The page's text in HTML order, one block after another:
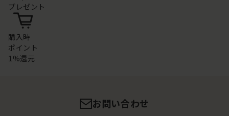
プレゼント
購入時
ポイント
1%還元
お問い合わせ